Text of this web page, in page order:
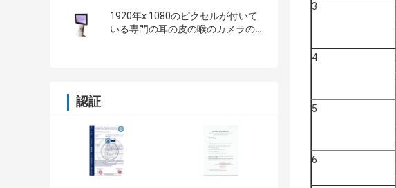
オOtoscope
1920年x 1080のピクセルが付いて
いる専門の耳の皮の喉のカメラのデ
認証
3
4
5
6